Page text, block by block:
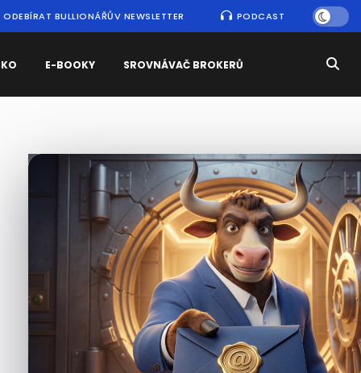
ODEBÍRAT BULLIONÁŘŮV NEWSLETTER PODCAST
E-BOOKY SROVNÁVAČ BROKERŮ
Nejčtenějšízprávy